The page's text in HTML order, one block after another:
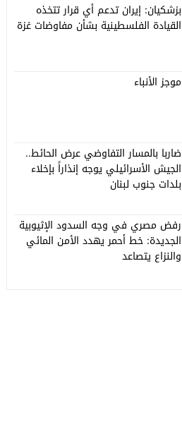
بزشكيان: إيران تدعم أي قرار تتخذه
القيادة الفلسطينية بشأن مفاوضات غزة
موجز الأنباء
ضاربا بالمسار التفاوضي عرض الحائط..
الجيش الأسرائيلي يوجه إنذاراً بإخلاء
بلدات جنوب لبنان
رفض مصري في وجه السدود الإثيوبية
الجديدة: خط أحمر يهدد الأمن المائي
والنزاع يتصاعد